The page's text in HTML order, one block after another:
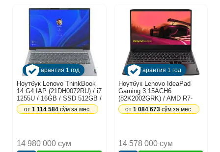
Гарантия 1 год
Ноутбук Lenovo ThinkBook
14 G4 IAP (21DH0072RU) / i7
1255U / 16GB / SSD 512GB /
14", серый
14 980 000 сум
от 1 114 584сўм за мес.
Гарантия 1 год
Ноутбук Lenovo IdeaPad
Gaming 3 15ACH6
(82K2002GRK) / AMD R7-
5800H / 16GB / SSD 512GB /
RTX3060 6GB / 15.6",
14 578 000 сум
от 1 084 673сўм за мес.